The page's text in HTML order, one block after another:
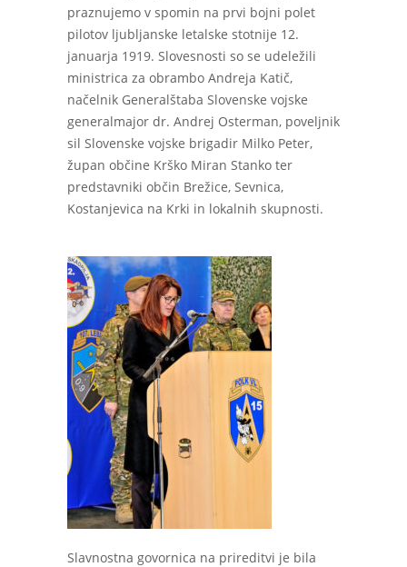
praznujemo v spomin na prvi bojni polet
pilotov ljubljanske letalske stotnije 12.
januarja 1919. Slovesnosti so se udeležili
ministrica za obrambo Andreja Katič,
načelnik Generalštaba Slovenske vojske
generalmajor dr. Andrej Osterman, poveljnik
sil Slovenske vojske brigadir Milko Peter,
župan občine Krško Miran Stanko ter
predstavniki občin Brežice, Sevnica,
Kostanjevica na Krki in lokalnih skupnosti.
Slavnostna govornica na prireditvi je bila